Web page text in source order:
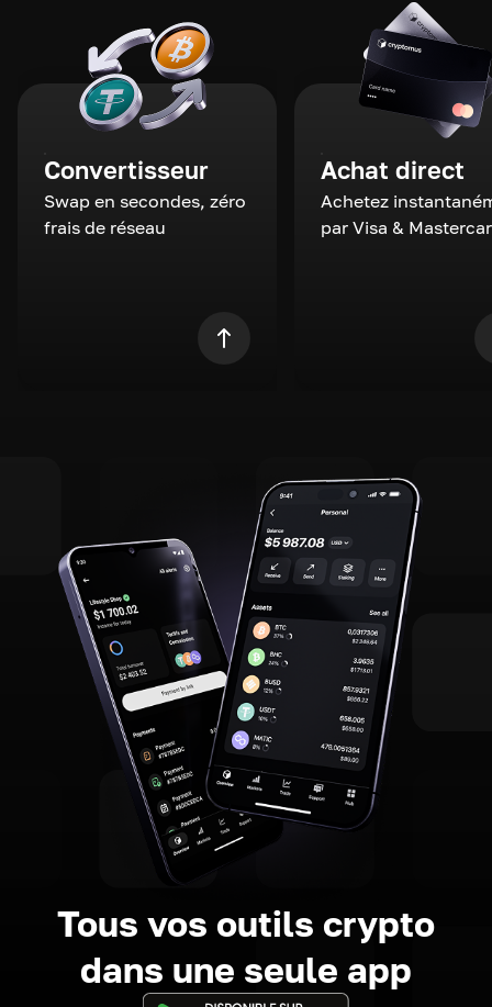
Convertisseur
Swap en secondes, zéro
frais de réseau
Achat direct
Achetez
par Visa &
Tous vos outils crypto
dans une seule app